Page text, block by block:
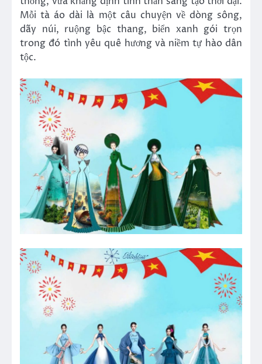
Mỗi tà áo dài là một câu chuyện về dòng sông,
dãy núi, ruộng bậc thang, biển xanh gói trọn
trong đó tình yêu quê hương và niềm tự hào dân
tộc.